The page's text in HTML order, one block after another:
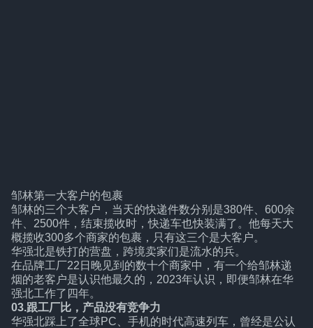
邹林第一大客户的包裹
邹林的三个大客户，当天的快递件数分别是380件、600余
件、2500件，结束揽收时，快递车也快装满了。他每天大
概揽收300多个商家的包裹，只有这三个是大客户。
华强北是铁打的营盘，跨境卖家们是流水的兵。
在品牌工厂22日晚见到的数十个商家中，有一个给邹林递
烟的老客户是认识他最久的，2023年认识，即便邹林在华
强北工作了四年。
03.跟工厂比，产品没有竞争力
华强北踩上了全球PC、手机的时代高速列车，曾经是公认